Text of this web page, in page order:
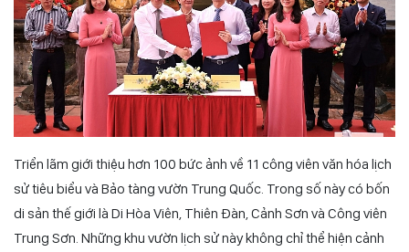
Triển lãm giới thiệu hơn 100 bức ảnh về 11 công viên văn hóa lịch
sử tiêu biểu và Bảo tàng vườn Trung Quốc. Trong số này có bốn
di sản thế giới là Di Hòa Viên, Thiên Đàn, Cảnh Sơn và Công viên
Trung Sơn. Những khu vườn lịch sử này không chỉ thể hiện cảnh